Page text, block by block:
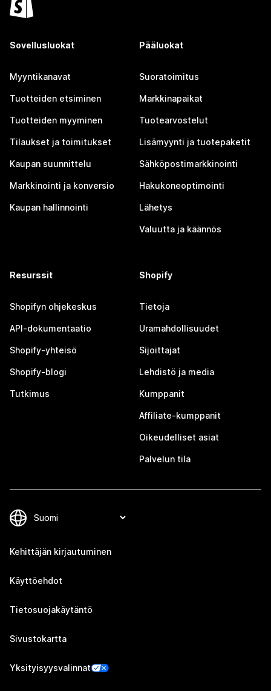
Sovellusluokat
Myyntikanavat
Tuotteiden etsiminen
Tuotteiden myyminen
Tilaukset ja toimitukset
Kaupan suunnittelu
Markkinointi ja konversio
Kaupan hallinnointi
Pääluokat
Suoratoimitus
Markkinapaikat
Tuotearvostelut
Lisämyynti ja tuotepaketit
Sähköpostimarkkinointi
Hakukoneoptimointi
Lähetys
Valuutta ja käännös
Resurssit
Shopifyn ohjekeskus
API-dokumentaatio
Shopify-yhteisö
Shopify-blogi
Tutkimus
Shopify
Tietoja
Uramahdollisuudet
Sijoittajat
Lehdistö ja media
Kumppanit
Affiliate-kumppanit
Oikeudelliset asiat
Palvelun tila
Kehittäjän kirjautuminen
Käyttöehdot
Tietosuojakäytäntö
Sivustokartta
Yksityisyysvalinnat